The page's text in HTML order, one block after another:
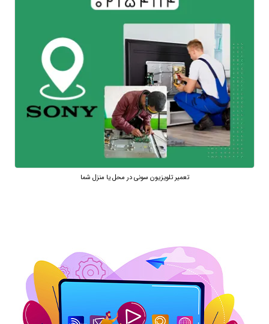
تعمیر تلویزیون سونی در محل یا منزل شما